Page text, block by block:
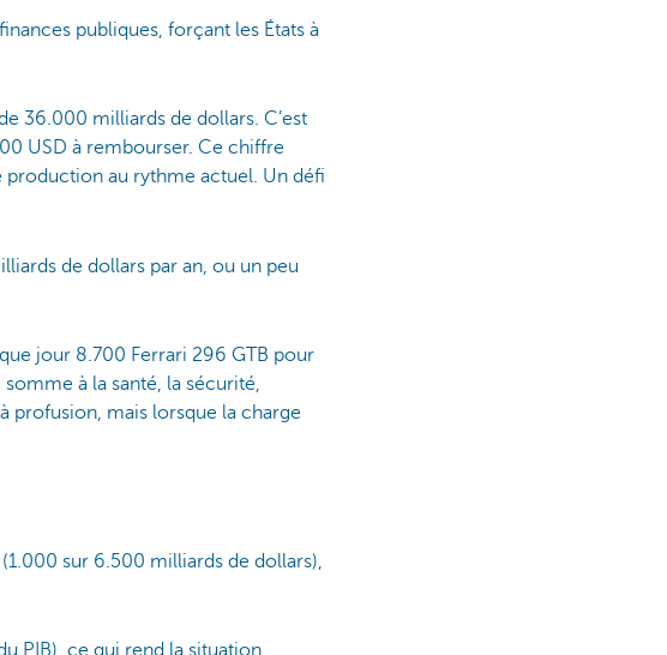
publiques, forçant les États à
36.000 milliards de dollars. C’est
USD à rembourser. Ce chiffre
production au rythme actuel. Un défi
de dollars par an, ou un peu
jour 8.700 Ferrari 296 GTB pour
à la santé, la sécurité,
profusion, mais lorsque la charge
sur 6.500 milliards de dollars),
PIB), ce qui rend la situation